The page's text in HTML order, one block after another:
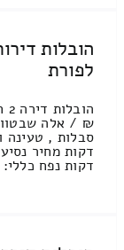
לפורת
דקות נפח כללי: 20.96м³ / המשקל [...]